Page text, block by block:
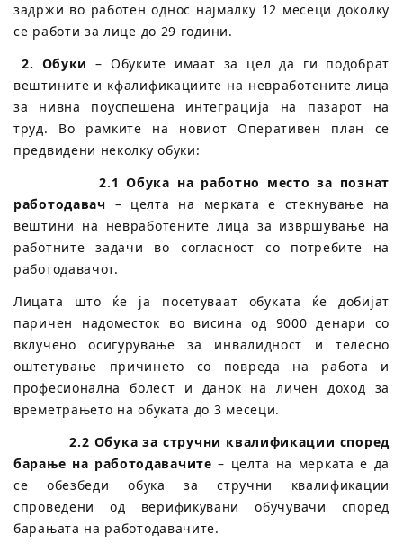
задржи во работен однос најмалку 12 месеци доколку
се работи за лице до 29 години.
2. Обуки – Обуките имаат за цел да ги подобрат
вештините и кфалификациите на невработените лица
за нивна поуспешена интеграција на пазарот на
труд. Во рамките на новиот Оперативен план се
предвидени неколку обуки:
2.1 Обука на работно место за познат
работодавач – целта на мерката е стекнување на
вештини на невработените лица за извршување на
работните задачи во согласност со потребите на
работодавачот.
Лицата што ќе ја посетуваат обуката ќе добијат
паричен надоместок во висина од 9000 денари со
вклучено осигурување за инвалидност и телесно
оштетување причинето со повреда на работа и
професионална болест и данок на личен доход за
времетрањето на обуката до 3 месеци.
2.2 Обука за стручни квалификации според
барање на работодавачите– целта на мерката е да
се обезбеди обука за стручни квалификации
спроведени од верификувани обучувачи според
барањата на работодавачите.